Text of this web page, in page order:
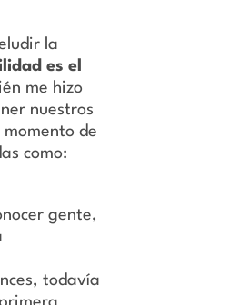
la
es el
me hizo
nuestros
de
como:
gente,
todavía